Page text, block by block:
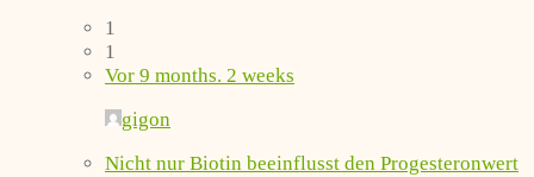
1
1
Vor 9 months. 2 weeks
gigon
Nicht nur Biotin beeinflusst den Progesteronwert